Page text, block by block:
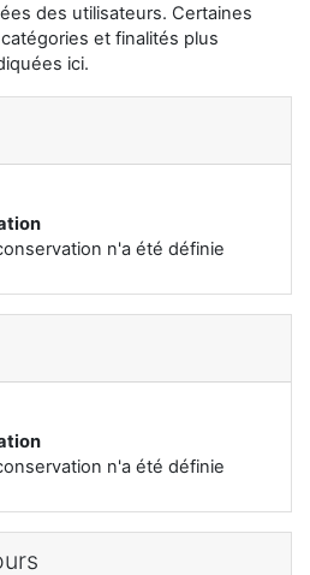
des utilisateurs. Certaines
et finalités plus
ici.
n'a été définie
n'a été définie